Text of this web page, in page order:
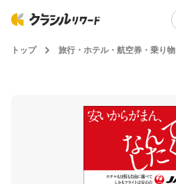
トップ 旅行・ホテル・航空券・乗り物